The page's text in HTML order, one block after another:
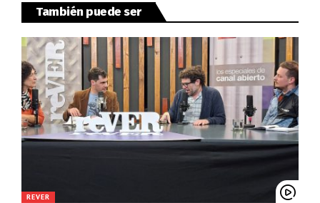
También puede ser
REVER